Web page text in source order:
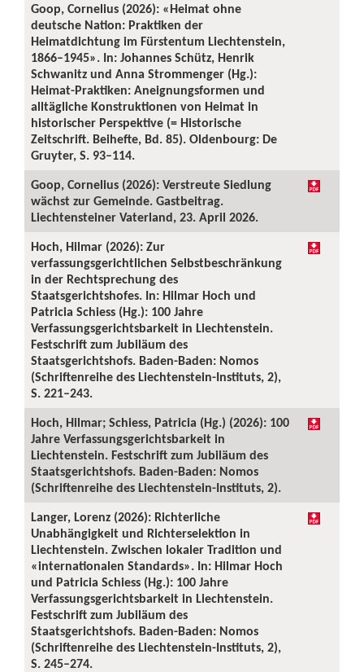
Goop, Cornelius (2026): «Heimat ohne
deutsche Nation: Praktiken der
Heimatdichtung im Fürstentum Liechtenstein,
1866–1945». In: Johannes Schütz, Henrik
Schwanitz und Anna Strommenger (Hg.):
Heimat-Praktiken: Aneignungsformen und
alltägliche Konstruktionen von Heimat in
historischer Perspektive (= Historische
Zeitschrift. Beihefte, Bd. 85). Oldenbourg: De
Gruyter, S. 93–114.
Goop, Cornelius (2026): Verstreute Siedlung
wächst zur Gemeinde. Gastbeitrag.
Liechtensteiner Vaterland, 23. April 2026.
Hoch, Hilmar (2026): Zur
verfassungsgerichtlichen Selbstbeschränkung
in der Rechtsprechung des
Staatsgerichtshofes. In: Hilmar Hoch und
Patricia Schiess (Hg.): 100 Jahre
Verfassungsgerichtsbarkeit in Liechtenstein.
Festschrift zum Jubiläum des
Staatsgerichtshofs. Baden-Baden: Nomos
(Schriftenreihe des Liechtenstein-Instituts, 2),
S. 221–243.
Hoch, Hilmar; Schiess, Patricia (Hg.) (2026): 100
Jahre Verfassungsgerichtsbarkeit in
Liechtenstein. Festschrift zum Jubiläum des
Staatsgerichtshofs. Baden-Baden: Nomos
(Schriftenreihe des Liechtenstein-Instituts, 2).
Langer, Lorenz (2026): Richterliche
Unabhängigkeit und Richterselektion in
Liechtenstein. Zwischen lokaler Tradition und
«internationalen Standards». In: Hilmar Hoch
und Patricia Schiess (Hg.): 100 Jahre
Verfassungsgerichtsbarkeit in Liechtenstein.
Festschrift zum Jubiläum des
Staatsgerichtshofs. Baden-Baden: Nomos
(Schriftenreihe des Liechtenstein-Instituts, 2),
S. 245–274.